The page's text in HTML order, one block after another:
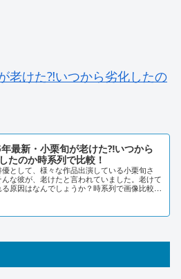
老けた⁈いつから劣化したの
最新・小栗旬が老けた⁈いつから
たのか時系列で比較！
優として、様々な作品出演している小栗旬さ
んな彼が、老けたと言われていました。老けて
る原因はなんでしょうか？時系列で画像比較し